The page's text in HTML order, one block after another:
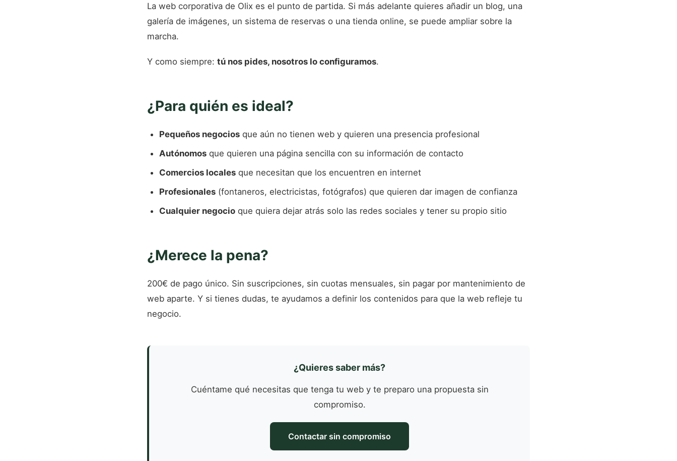
La web corporativa de Olix es el punto de partida. Si más adelante quieres añadir un blog, una
galería de imágenes, un sistema de reservas o una tienda online, se puede ampliar sobre la
marcha.
Y como siempre: tú nos pides, nosotros lo configuramos.
¿Para quién es ideal?
Pequeños negocios que aún no tienen web y quieren una presencia profesional
Autónomos que quieren una página sencilla con su información de contacto
Comercios locales que necesitan que los encuentren en internet
Profesionales (fontaneros, electricistas, fotógrafos) que quieren dar imagen de confianza
Cualquier negocio que quiera dejar atrás solo las redes sociales y tener su propio sitio
¿Merece la pena?
200€ de pago único. Sin suscripciones, sin cuotas mensuales, sin pagar por mantenimiento de
web aparte. Y si tienes dudas, te ayudamos a definir los contenidos para que la web refleje tu
negocio.
¿Quieres saber más?
Cuéntame qué necesitas que tenga tu web y te preparo una propuesta sin
compromiso.
Contactar sin compromiso